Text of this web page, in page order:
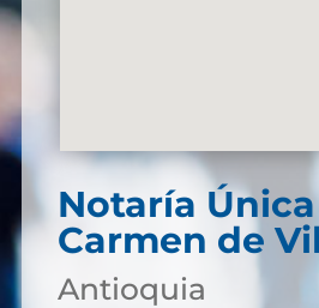
Notaría
Carmen de
Antioquia